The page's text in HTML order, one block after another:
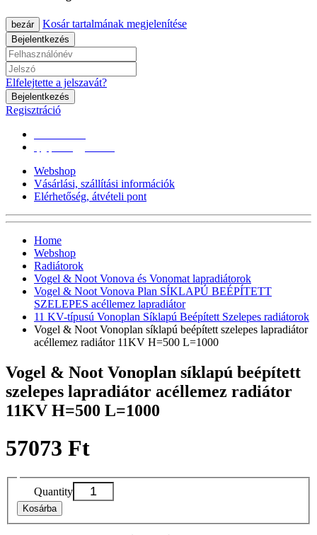
bezár Kosár tartalmának megjelenítése
Bejelentkezés
Elfelejtette a jelszavát?
Bejelentkezés
Regisztráció
Webshop
Vásárlási, szállítási információk
Elérhetőség, átvételi pont
Home
Webshop
Radiátorok
Vogel & Noot Vonova és Vonomat lapradiátorok
Vogel & Noot Vonova Plan SÍKLAPÚ BEÉPÍTETT
SZELEPES acéllemez lapradiátor
11 KV-típusú Vonoplan Síklapú Beépített Szelepes radiátorok
Vogel & Noot Vonoplan síklapú beépített szelepes lapradiátor
acéllemez radiátor 11KV H=500 L=1000
Vogel & Noot Vonoplan síklapú beépített
szelepes lapradiátor acéllemez radiátor
11KV H=500 L=1000
57073 Ft
Quantity
Kosárba